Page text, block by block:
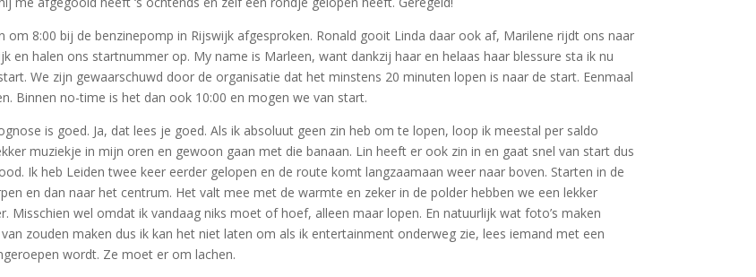
8:00 bij de benzinepomp in Rijswijk afgesproken. Ronald gooit Linda daar ook af, Marilene rijdt ons naar
en halen ons startnummer op. My name is Marleen, want dankzij haar en helaas haar blessure sta ik nu
We zijn gewaarschuwd door de organisatie dat het minstens 20 minuten lopen is naar de start. Eenmaal
Binnen no-time is het dan ook 10:00 en mogen we van start.
is goed. Ja, dat lees je goed. Als ik absoluut geen zin heb om te lopen, loop ik meestal per saldo
muziekje in mijn oren en gewoon gaan met die banaan. Lin heeft er ook zin in en gaat snel van start dus
Ik heb Leiden twee keer eerder gelopen en de route komt langzaamaan weer naar boven. Starten in de
en dan naar het centrum. Het valt mee met de warmte en zeker in de polder hebben we een lekker
Misschien wel omdat ik vandaag niks moet of hoef, alleen maar lopen. En natuurlijk wat foto’s maken
zouden maken dus ik kan het niet laten om als ik entertainment onderweg zie, lees iemand met een
wordt. Ze moet er om lachen.